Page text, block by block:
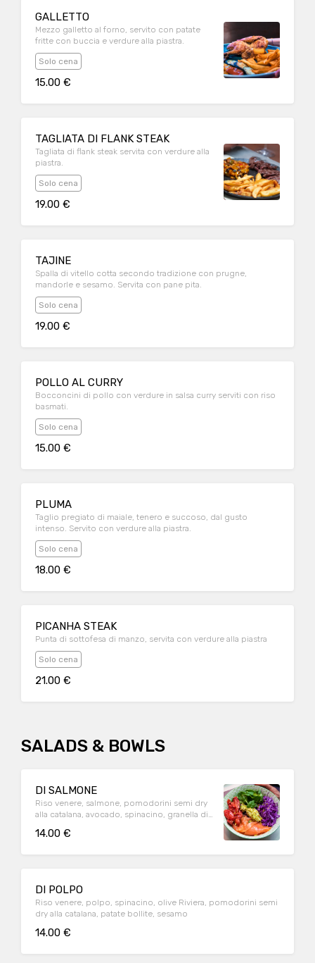
GALLETTO
Mezzo galletto al forno, servito con patate
fritte con buccia e verdure alla piastra.
Solo cena
15.00 €
TAGLIATA DI FLANK STEAK
Tagliata di flank steak servita con verdure alla
piastra.
Solo cena
19.00 €
TAJINE
Spalla di vitello cotta secondo tradizione con prugne,
mandorle e sesamo. Servita con pane pita.
Solo cena
19.00 €
POLLO AL CURRY
Bocconcini di pollo con verdure in salsa curry serviti con riso
basmati.
Solo cena
15.00 €
PLUMA
Taglio pregiato di maiale, tenero e succoso, dal gusto
intenso. Servito con verdure alla piastra.
Solo cena
18.00 €
PICANHA STEAK
Punta di sottofesa di manzo, servita con verdure alla piastra
Solo cena
21.00 €
SALADS & BOWLS
DI SALMONE
Riso venere, salmone, pomodorini semi dry
alla catalana, avocado, spinacino, granella di
14.00 €
DI POLPO
Riso venere, polpo, spinacino, olive Riviera, pomodorini semi
dry alla catalana, patate bollite, sesamo
14.00 €